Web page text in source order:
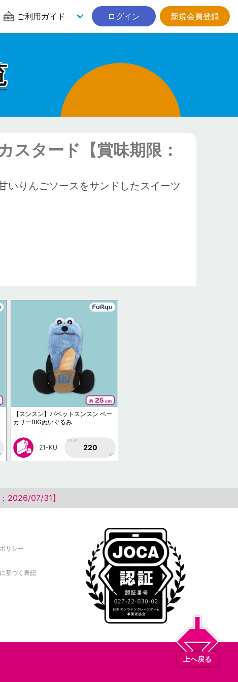
ご利用ガイド ログイン 新規会員登録
タード【賞味期限：
いりんごソースをサンドしたスイーツ
【スンスン】パペットスンスン ベー
カリーBIGぬいぐるみ
21-KU
1PLAY
220
AP
2026/07/31】
リシー
基づく表記
上へ戻る